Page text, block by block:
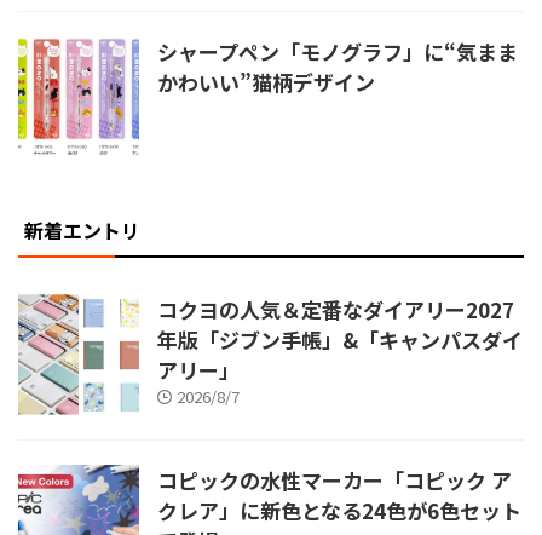
シャープペン「モノグラフ」に“気まま
かわいい”猫柄デザイン
新着エントリ
コクヨの人気＆定番なダイアリー2027
年版「ジブン手帳」&「キャンパスダイ
アリー」
2026/8/7
コピックの水性マーカー「コピック ア
クレア」に新色となる24色が6色セット